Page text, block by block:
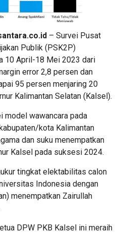
– Survei Pusat
Publik (PSK2P)
10 April-18 Mei 2023 dari
error 2,8 persen dan
95 persen menjaring 20
Kalimantan Selatan (Kalsel).
model wawancara pada
kota Kalimantan
dan suku menempatkan
Kalsel pada suksesi 2024.
tingkat elektabilitas calon
Indonesia dengan
menempatkan Zairullah
DPW PKB Kalsel ini meraih